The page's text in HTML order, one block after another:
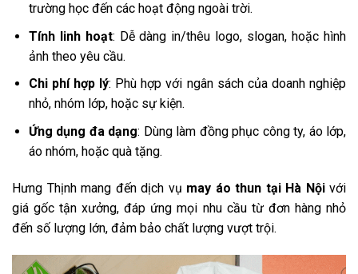
trường học đến các hoạt động ngoài trời.
Tính linh hoạt: Dễ dàng in/thêu logo, slogan, hoặc hình
ảnh theo yêu cầu.
Chi phí hợp lý: Phù hợp với ngân sách của doanh nghiệp
nhỏ, nhóm lớp, hoặc sự kiện.
Ứng dụng đa dạng: Dùng làm đồng phục công ty, áo lớp,
áo nhóm, hoặc quà tặng.
Hưng Thịnh mang đến dịch vụ may áo thun tại Hà Nộivới
giá gốc tận xưởng, đáp ứng mọi nhu cầu từ đơn hàng nhỏ
đến số lượng lớn, đảm bảo chất lượng vượt trội.